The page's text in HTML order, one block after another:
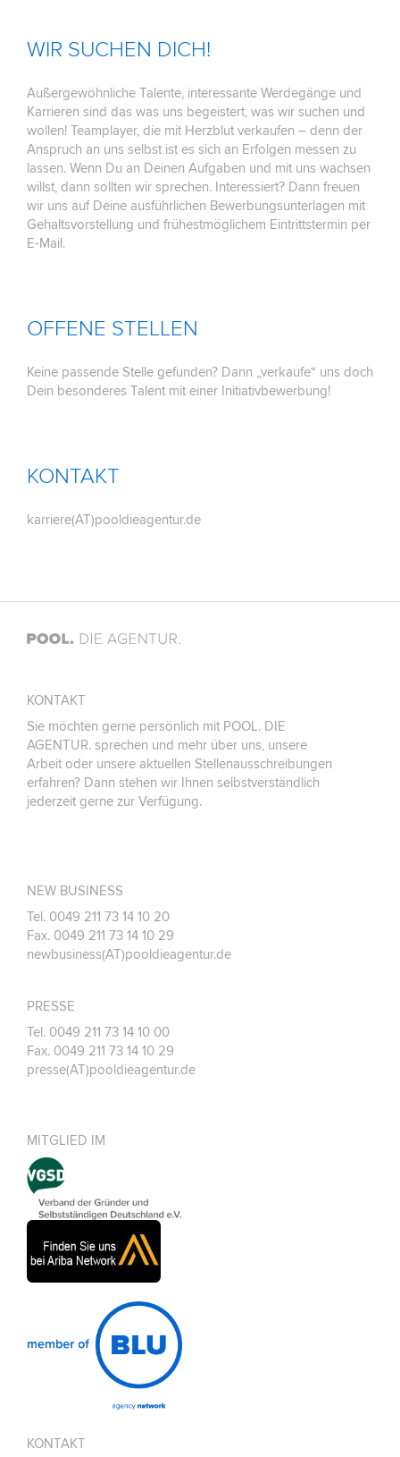
WIR SUCHEN DICH!
Außergewöhnliche Talente, interessante Werdegänge und
Karrieren sind das was uns begeistert, was wir suchen und
wollen! Teamplayer, die mit Herzblut verkaufen – denn der
Anspruch an uns selbst ist es sich an Erfolgen messen zu
lassen. Wenn Du an Deinen Aufgaben und mit uns wachsen
willst, dann sollten wir sprechen. Interessiert? Dann freuen
wir uns auf Deine ausführlichen Bewerbungsunterlagen mit
Gehaltsvorstellung und frühestmöglichem Eintrittstermin per
E-Mail.
OFFENE STELLEN
Keine passende Stelle gefunden? Dann „verkaufe“ uns doch
Dein besonderes Talent mit einer Initiativbewerbung!
KONTAKT
karriere(AT)pooldieagentur.de
KONTAKT
Sie möchten gerne persönlich mit POOL. DIE
AGENTUR. sprechen und mehr über uns, unsere
Arbeit oder unsere aktuellen Stellenausschreibungen
erfahren? Dann stehen wir Ihnen selbstverständlich
jederzeit gerne zur Verfügung.
NEW BUSINESS
Tel. 0049 211 73 14 10 20
Fax. 0049 211 73 14 10 29
newbusiness(AT)pooldieagentur.de
PRESSE
Tel. 0049 211 73 14 10 00
Fax. 0049 211 73 14 10 29
presse(AT)pooldieagentur.de
MITGLIED IM
KONTAKT